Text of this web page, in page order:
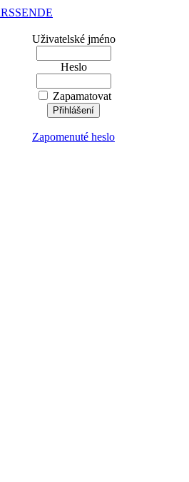
RSSENDE
Uživatelské jméno
Heslo
Zapamatovat
Zapomenuté heslo